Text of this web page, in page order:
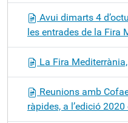
Avui dimarts 4
les entrades de la Fira
La Fira
Reunions amb
ràpides, a l’edició